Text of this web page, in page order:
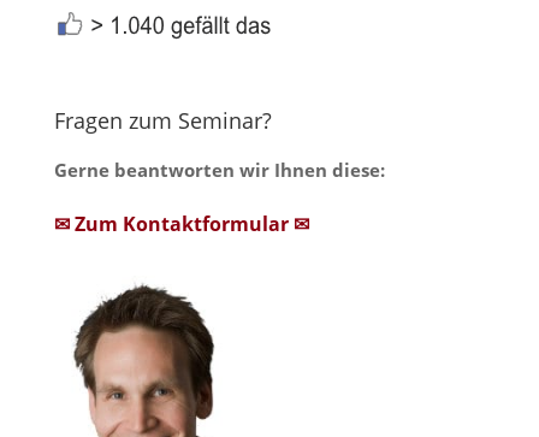
Fragen zum Seminar?
Gerne beantworten wir Ihnen diese:
✉ Zum Kontaktformular ✉